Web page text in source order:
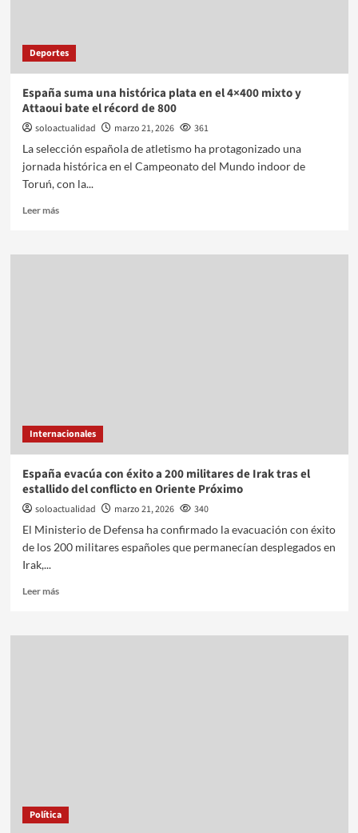
Deportes
España suma una histórica plata en el 4×400 mixto y
Attaoui bate el récord de 800
soloactualidad marzo 21, 2026
361
La selección española de atletismo ha protagonizado una
jornada histórica en el Campeonato del Mundo indoor de
Toruń, con la...
Leer más
Internacionales
España evacúa con éxito a 200 militares de Irak tras el
estallido del conflicto en Oriente Próximo
soloactualidad marzo 21, 2026
340
El Ministerio de Defensa ha confirmado la evacuación con éxito
de los 200 militares españoles que permanecían desplegados en
Irak,...
Leer más
Política